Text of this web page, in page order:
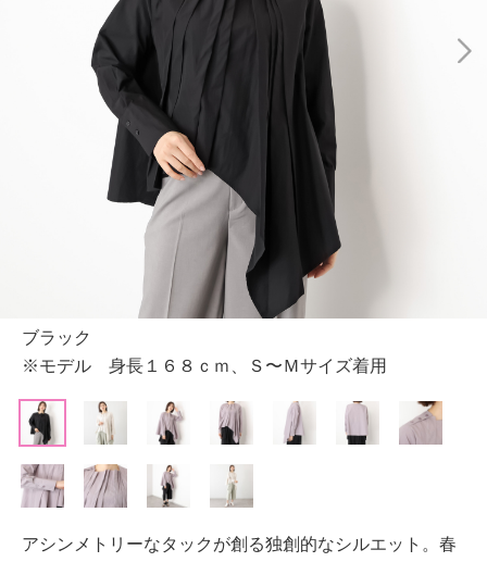
ブラック
※モデル 身長１６８ｃｍ、Ｓ〜Ｍサイズ着用
アシンメトリーなタックが創る独創的なシルエット。春